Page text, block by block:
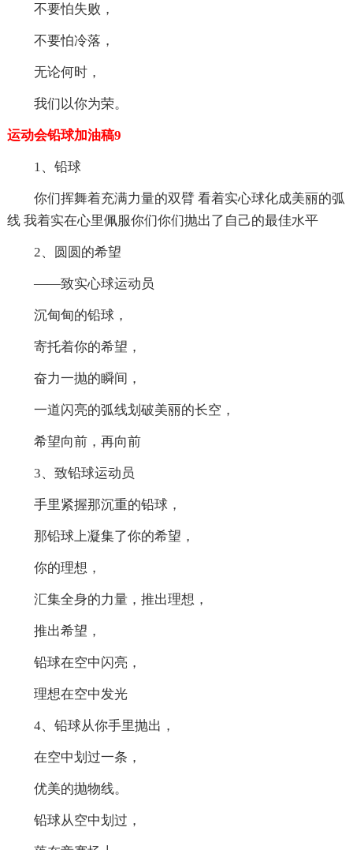
不要怕失败，
不要怕冷落，
无论何时，
我们以你为荣。
运动会铅球加油稿9
1、铅球
你们挥舞着充满力量的双臂 看着实心球化成美丽的弧
线 我着实在心里佩服你们你们抛出了自己的最佳水平
2、圆圆的希望
——致实心球运动员
沉甸甸的铅球，
寄托着你的希望，
奋力一抛的瞬间，
一道闪亮的弧线划破美丽的长空，
希望向前，再向前
3、致铅球运动员
手里紧握那沉重的铅球，
那铅球上凝集了你的希望，
你的理想，
汇集全身的力量，推出理想，
推出希望，
铅球在空中闪亮，
理想在空中发光
4、铅球从你手里抛出，
在空中划过一条，
优美的抛物线。
铅球从空中划过，